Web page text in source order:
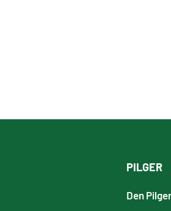
PILGER
Den